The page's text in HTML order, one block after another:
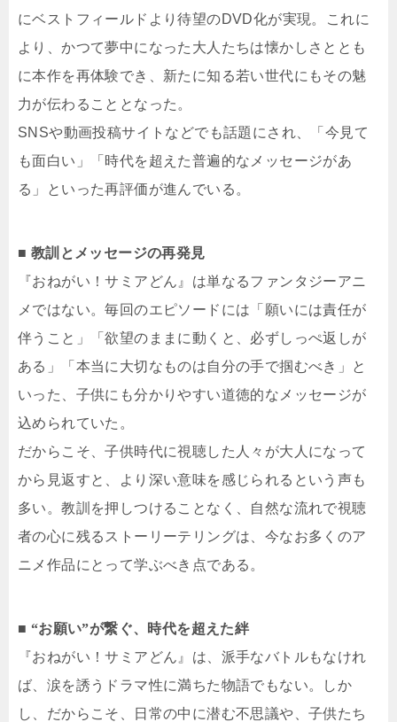
にベストフィールドより待望のDVD化が実現。これに
より、かつて夢中になった大人たちは懐かしさととも
に本作を再体験でき、新たに知る若い世代にもその魅
力が伝わることとなった。
SNSや動画投稿サイトなどでも話題にされ、「今見て
も面白い」「時代を超えた普遍的なメッセージがあ
る」といった再評価が進んでいる。
■ 教訓とメッセージの再発見
『おねがい！サミアどん』は単なるファンタジーアニ
メではない。毎回のエピソードには「願いには責任が
伴うこと」「欲望のままに動くと、必ずしっぺ返しが
ある」「本当に大切なものは自分の手で掴むべき」と
いった、子供にも分かりやすい道徳的なメッセージが
込められていた。
だからこそ、子供時代に視聴した人々が大人になって
から見返すと、より深い意味を感じられるという声も
多い。教訓を押しつけることなく、自然な流れで視聴
者の心に残るストーリーテリングは、今なお多くのア
ニメ作品にとって学ぶべき点である。
■ “お願い”が繋ぐ、時代を超えた絆
『おねがい！サミアどん』は、派手なバトルもなけれ
ば、涙を誘うドラマ性に満ちた物語でもない。しか
し、だからこそ、日常の中に潜む不思議や、子供たち